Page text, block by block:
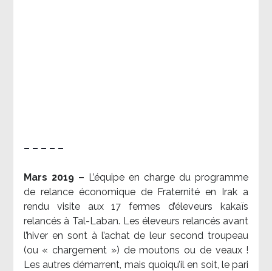
– – – – –
Mars 2019 – L’équipe en charge du programme
de relance économique de Fraternité en Irak a
rendu visite aux 17 fermes d’éleveurs kakaïs
relancés à Tal-Laban. Les éleveurs relancés avant
l’hiver en sont à l’achat de leur second troupeau
(ou « chargement ») de moutons ou de veaux !
Les autres démarrent, mais quoiqu’il en soit, le pari